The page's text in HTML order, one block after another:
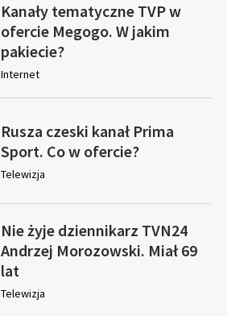
Kanały tematyczne TVP w
ofercie Megogo. W jakim
pakiecie?
Internet
Rusza czeski kanał Prima
Sport. Co w ofercie?
Telewizja
Nie żyje dziennikarz TVN24
Andrzej Morozowski. Miał 69
lat
Telewizja